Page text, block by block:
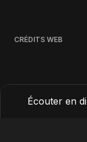
Écouter en
CRÉDITS WEB